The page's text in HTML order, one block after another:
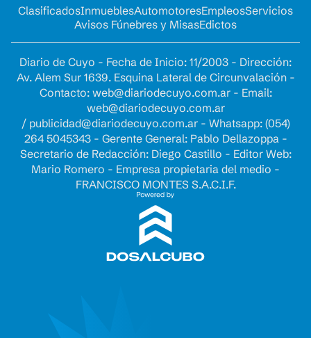
ClasificadosInmueblesAutomotoresEmpleosServicios
Avisos Fúnebres y MisasEdictos
Diario de Cuyo - Fecha de Inicio: 11/2003 - Dirección:
Av. Alem Sur 1639. Esquina Lateral de Circunvalación -
Contacto: web@diariodecuyo.com.ar- Email:
web@diariodecuyo.com.ar
/ publicidad@diariodecuyo.com.ar- Whatsapp: (054)
264 5045343 - Gerente General: Pablo Dellazoppa -
Secretario de Redacción: Diego Castillo - Editor Web:
Mario Romero - Empresa propietaria del medio -
FRANCISCO MONTES S.A.C.I.F.